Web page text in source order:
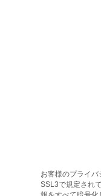
お客様のプライ
SSL3で規定され